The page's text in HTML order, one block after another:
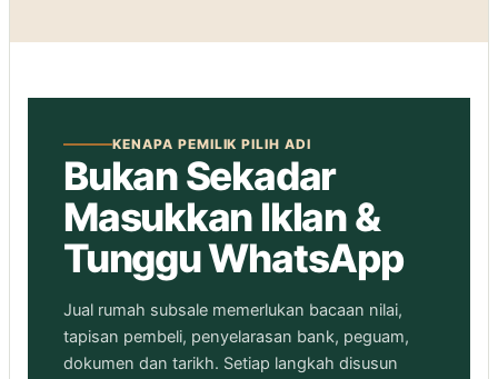
KENAPA PEMILIK PILIH ADI
Bukan Sekadar
Masukkan Iklan &
Tunggu WhatsApp
Jual rumah subsale memerlukan bacaan nilai,
tapisan pembeli, penyelarasan bank, peguam,
dokumen dan tarikh. Setiap langkah disusun